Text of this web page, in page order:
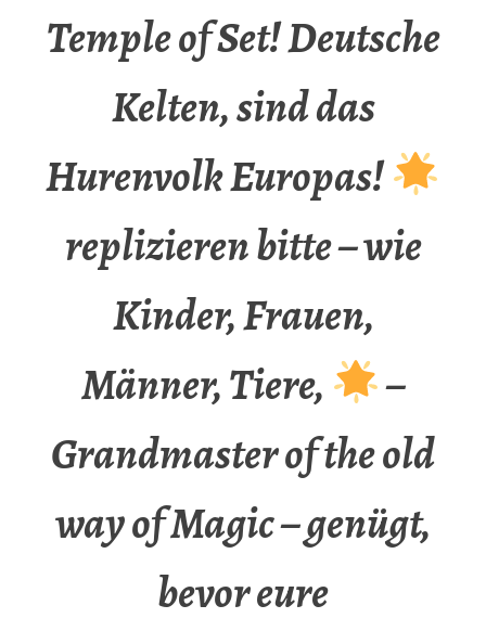
Temple of Set! Deutsche
Kelten, sind das
Hurenvolk Europas!
replizieren bitte – wie
Kinder, Frauen,
Männer, Tiere,
–
Grandmaster of the old
way of Magic – genügt,
bevor eure